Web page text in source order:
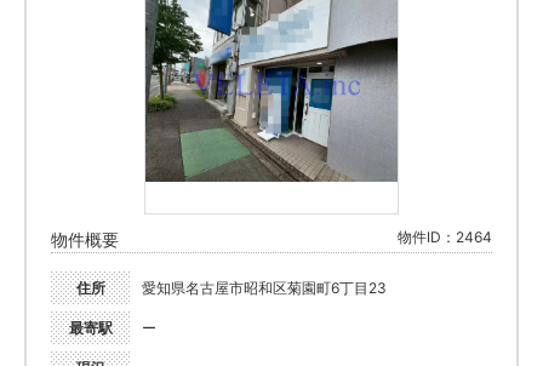
物件概要 物件ID：2464
住所 愛知県名古屋市昭和区菊園町6丁目23
最寄駅 ー